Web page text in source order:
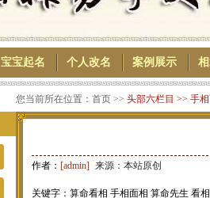
宝宝起名 个人改名 案例展示
您当前所在位置：首页 >> 头部六栏目 >> 手
作者： [admin] 来源：本站原创
关键字：算命看相 手相面相 算命先生 看